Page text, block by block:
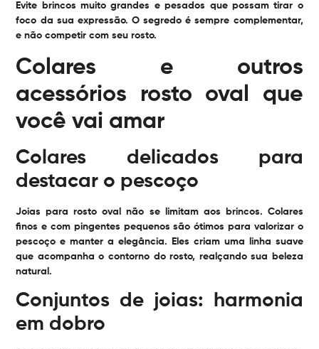
Evite brincos muito grandes e pesados que possam tirar o
foco da sua expressão. O segredo é sempre complementar,
e não competir com seu rosto.
Colares e outros
acessórios rosto oval que
você vai amar
Colares delicados para
destacar o pescoço
Joias para rosto oval não se limitam aos brincos. Colares
finos e com pingentes pequenos são ótimos para valorizar o
pescoço e manter a elegância. Eles criam uma linha suave
que acompanha o contorno do rosto, realçando sua beleza
natural.
Conjuntos de joias: harmonia
em dobro